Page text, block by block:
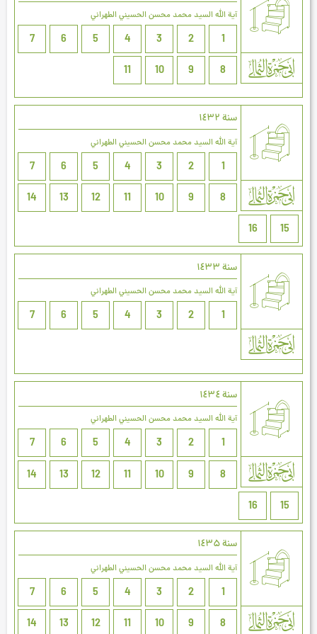
آية الله السيد محمد محسن الحسيني الطهراني
1
2
3
4
5
6
7
8
9
10
11
سنة ۱٤۳۲
آية الله السيد محمد محسن الحسيني الطهراني
1
2
3
4
5
6
7
8
9
10
11
12
13
14
15
16
سنة ۱٤۳۳
آية الله السيد محمد محسن الحسيني الطهراني
1
2
3
4
5
6
7
سنة ۱٤۳٤
آية الله السيد محمد محسن الحسيني الطهراني
1
2
3
4
5
6
7
8
9
10
11
12
13
14
15
16
سنة ۱٤۳۵
آية الله السيد محمد محسن الحسيني الطهراني
1
2
3
4
5
6
7
8
9
10
11
12
13
14